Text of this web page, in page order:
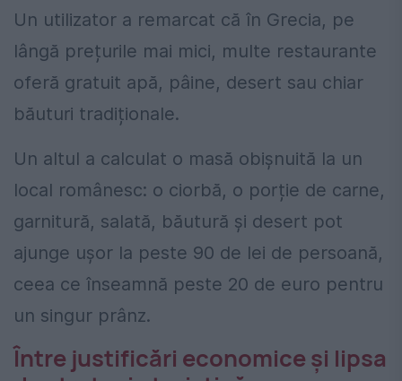
Un utilizator a remarcat că în Grecia, pe
lângă prețurile mai mici, multe restaurante
oferă gratuit apă, pâine, desert sau chiar
băuturi tradiționale.
Un altul a calculat o masă obișnuită la un
local românesc: o ciorbă, o porție de carne,
garnitură, salată, băutură și desert pot
ajunge ușor la peste 90 de lei de persoană,
ceea ce înseamnă peste 20 de euro pentru
un singur prânz.
Între justificări economice și lipsa